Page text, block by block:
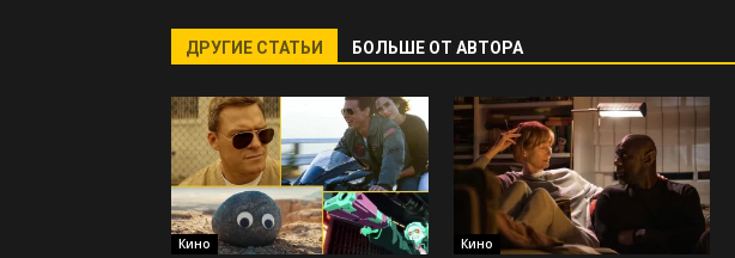
ДРУГИЕ СТАТЬИ БОЛЬШЕ ОТ АВТОРА
Кино Кино